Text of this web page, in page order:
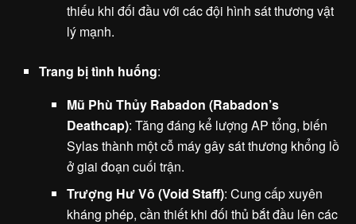
thiếu khi đối đầu với các đội hình sát thương vật
lý mạnh.
Trang bị tình huống:
Mũ Phù Thủy Rabadon (Rabadon’s
Deathcap): Tăng đáng kể lượng AP tổng, biến
Sylas thành một cỗ máy gây sát thương khổng lồ
ở giai đoạn cuối trận.
Trượng Hư Vô (Void Staff): Cung cấp xuyên
kháng phép, cần thiết khi đối thủ bắt đầu lên các